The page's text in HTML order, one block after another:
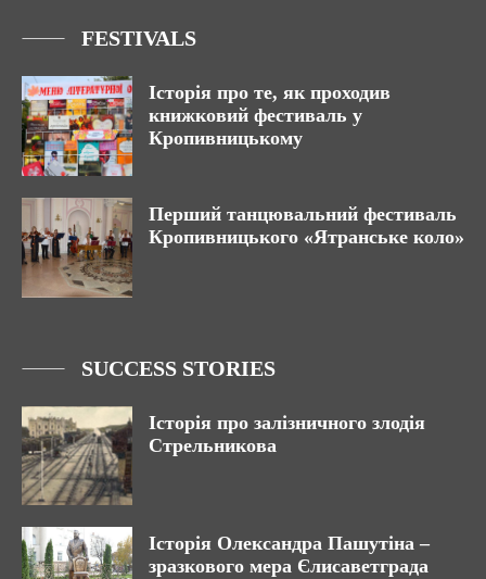
FESTIVALS
Історія про те, як проходив
книжковий фестиваль у
Кропивницькому
Перший танцювальний фестиваль
Кропивницького «Ятранське коло»
SUCCESS STORIES
Історія про залізничного злодія
Стрельникова
Історія Олександра Пашутіна –
зразкового мера Єлисаветграда